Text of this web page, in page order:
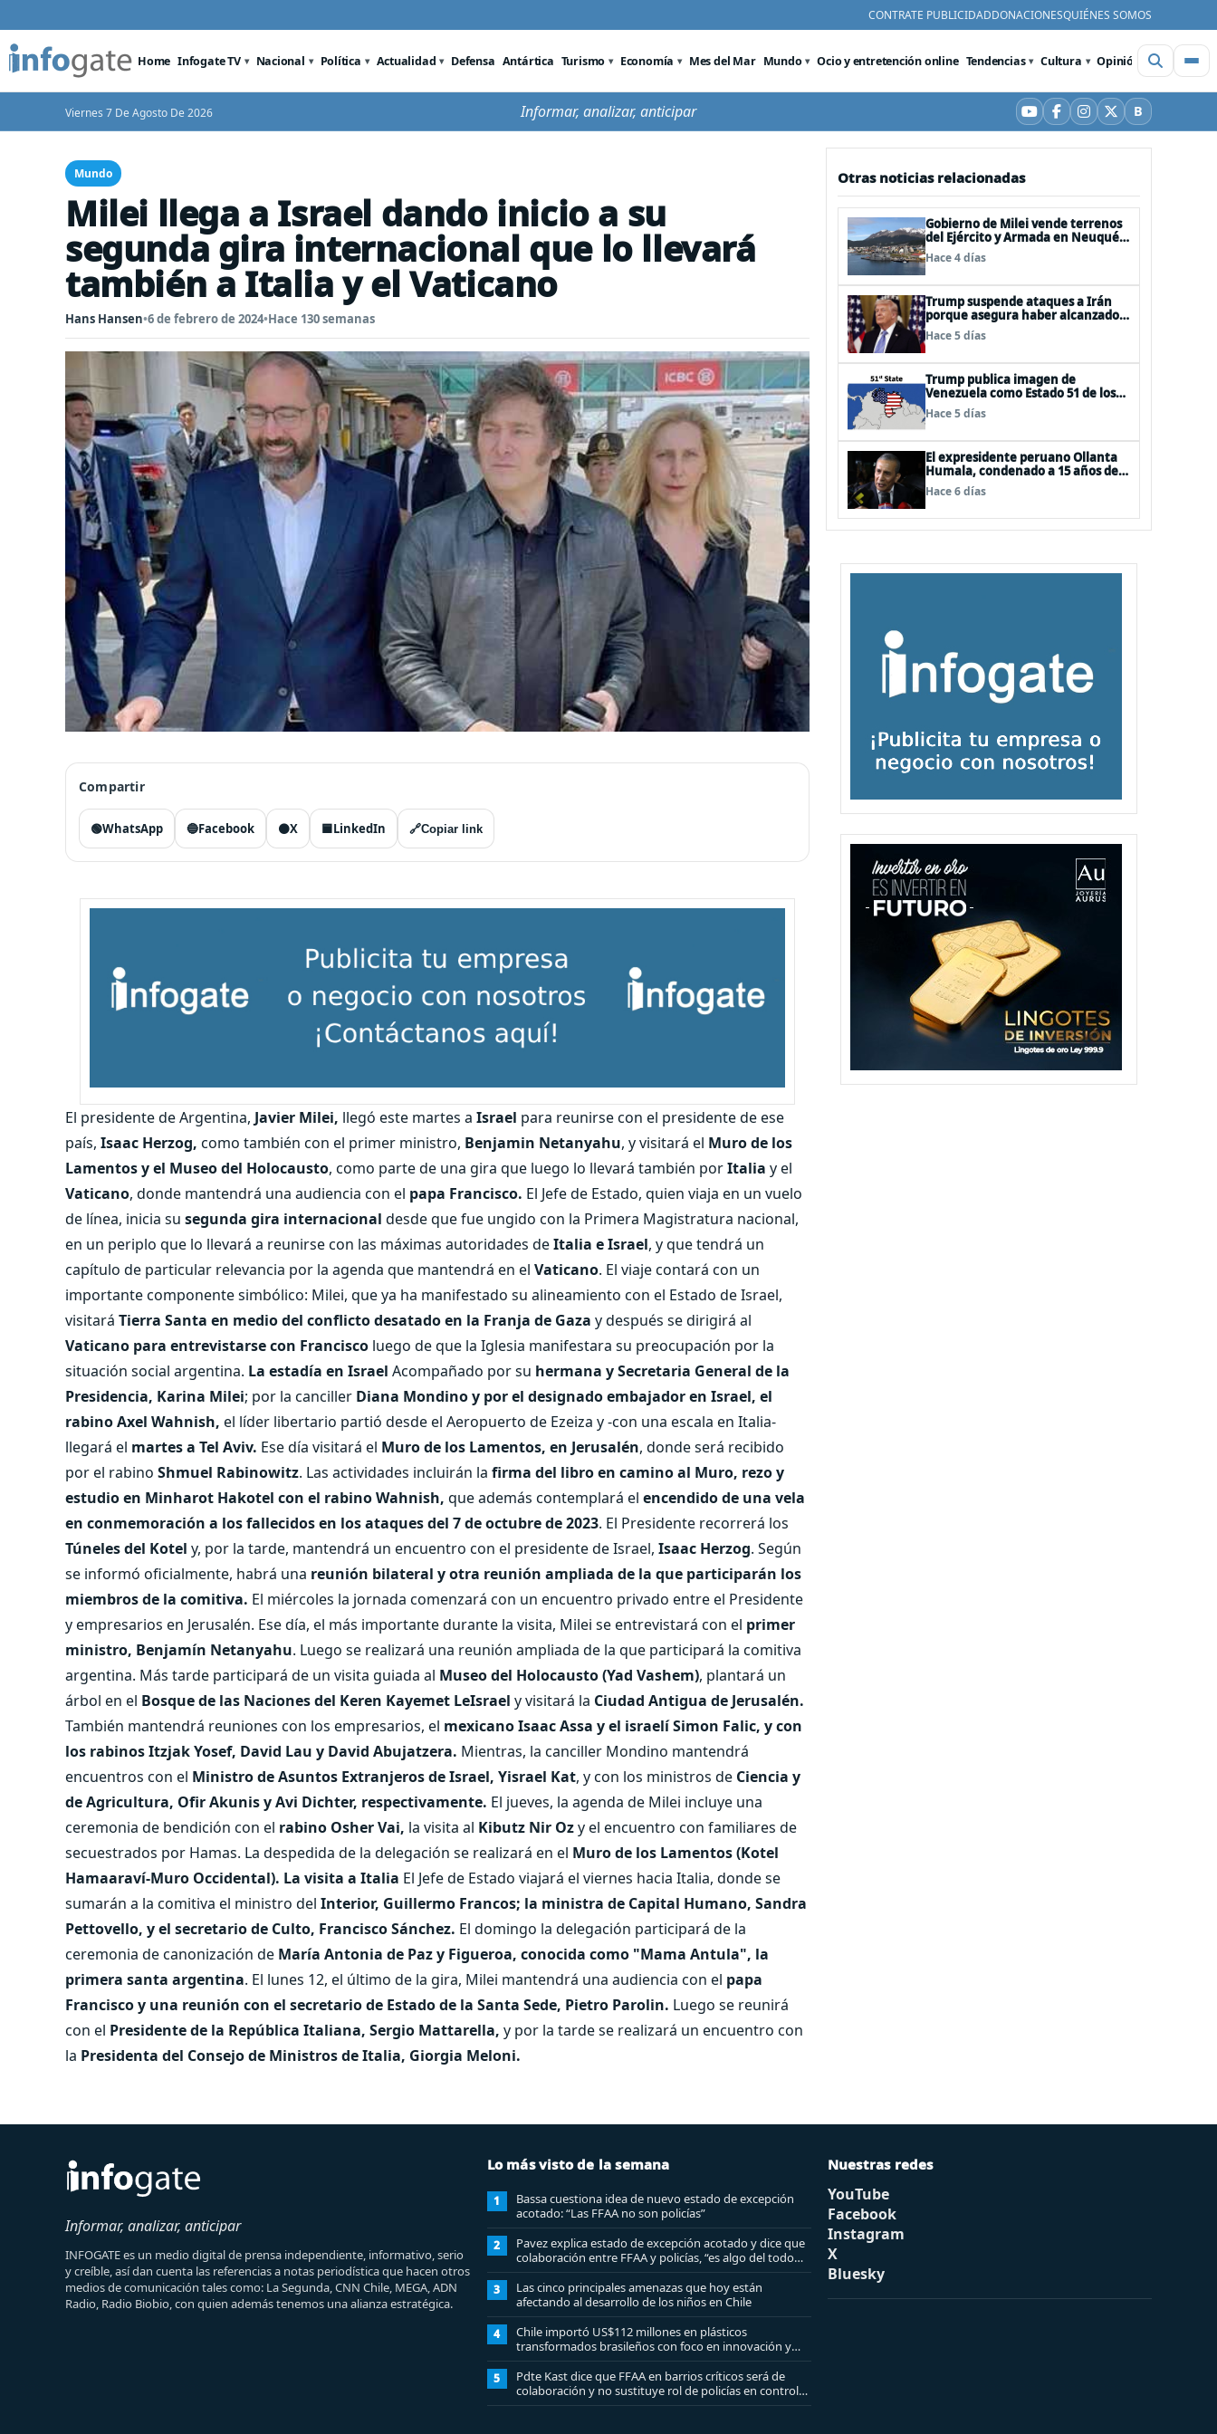
CONTRATE PUBLICIDADDONACIONESQUIÉNES SOMOS
Home Infogate TV Nacional Política Actualidad Defensa Antártica Turismo Economía Mes del Mar Mundo Ocio y entretención online Tendencias Cultura Opinión Videos
Viernes 7 De Agosto De 2026 Informar, analizar, anticipar YouTube
Facebook
Instagram
X BBluesky
Mundo
Milei llega a Israel dando inicio a su
segunda gira internacional que lo llevará
también a Italia y el Vaticano
Hans Hansen•6 de febrero de 2024•Hace 130 semanas
Compartir
🟢WhatsApp 🔵Facebook ⚫X 🟦LinkedIn 🔗Copiar link
El presidente de Argentina, Javier Milei, llegó este martes a Israel para reunirse con el presidente de ese
país, Isaac Herzog, como también con el primer ministro, Benjamin Netanyahu, y visitará el Muro de los
Lamentos y el Museo del Holocausto, como parte de una gira que luego lo llevará también porItalia y el
Vaticano, donde mantendrá una audiencia con el papa Francisco. El Jefe de Estado, quien viaja en un vuelo
de línea, inicia su segunda gira internacional desde que fue ungido con la Primera Magistratura nacional,
en un periplo que lo llevará a reunirse con las máximas autoridades deItalia e Israel, y que tendrá un
capítulo de particular relevancia por la agenda que mantendrá en el Vaticano. El viaje contará con un
importante componente simbólico: Milei, que ya ha manifestado su alineamiento con el Estado de Israel,
visitará Tierra Santa en medio del conflicto desatado en la Franja de Gaza y después se dirigirá al
Vaticano para entrevistarse con Francisco luego de que la Iglesia manifestara su preocupación por la
situación social argentina. La estadía en Israel Acompañado por su hermana y Secretaria General de la
Presidencia, Karina Milei; por la canciller Diana Mondino y por el designado embajador en Israel, el
rabino Axel Wahnish, el líder libertario partió desde el Aeropuerto de Ezeiza y -con una escala en Italia-
llegará el martes a Tel Aviv. Ese día visitará el Muro de los Lamentos, en Jerusalén, donde será recibido
por el rabino Shmuel Rabinowitz. Las actividades incluirán la firma del libro en camino al Muro, rezo y
estudio en Minharot Hakotel con el rabino Wahnish, que además contemplará el encendido de una vela
en conmemoración a los fallecidos en los ataques del 7 de octubre de 2023. El Presidente recorrerá los
Túneles del Kotel y, por la tarde, mantendrá un encuentro con el presidente de Israel, Isaac Herzog. Según
se informó oficialmente, habrá una reunión bilateral y otra reunión ampliada de la que participarán los
miembros de la comitiva. El miércoles la jornada comenzará con un encuentro privado entre el Presidente
y empresarios en Jerusalén. Ese día, el más importante durante la visita, Milei se entrevistará con el primer
ministro, Benjamín Netanyahu. Luego se realizará una reunión ampliada de la que participará la comitiva
argentina. Más tarde participará de un visita guiada al Museo del Holocausto (Yad Vashem), plantará un
árbol en el Bosque de las Naciones del Keren Kayemet LeIsrael y visitará la Ciudad Antigua de Jerusalén.
También mantendrá reuniones con los empresarios, el mexicano Isaac Assa y el israelí Simon Falic, y con
los rabinos Itzjak Yosef, David Lau y David Abujatzera. Mientras, la canciller Mondino mantendrá
encuentros con el Ministro de Asuntos Extranjeros de Israel, Yisrael Kat, y con los ministros de Ciencia y
de Agricultura, Ofir Akunis y Avi Dichter, respectivamente. El jueves, la agenda de Milei incluye una
ceremonia de bendición con el rabino Osher Vai, la visita al Kibutz Nir Ozy el encuentro con familiares de
secuestrados por Hamas. La despedida de la delegación se realizará en el Muro de los Lamentos (Kotel
Hamaaraví-Muro Occidental). La visita a Italia El Jefe de Estado viajará el viernes hacia Italia, donde se
sumarán a la comitiva el ministro del Interior, Guillermo Francos; la ministra de Capital Humano, Sandra
Pettovello, y el secretario de Culto, Francisco Sánchez. El domingo la delegación participará de la
ceremonia de canonización de María Antonia de Paz y Figueroa, conocida como "Mama Antula", la
primera santa argentina. El lunes 12, el último de la gira, Milei mantendrá una audiencia con el papa
Francisco y una reunión con el secretario de Estado de la Santa Sede, Pietro Parolin. Luego se reunirá
con el Presidente de la República Italiana, Sergio Mattarella, y por la tarde se realizará un encuentro con
la Presidenta del Consejo de Ministros de Italia, Giorgia Meloni.
Otras noticias relacionadas
Gobierno de Milei vende terrenos
del Ejército y Armada en Neuquén
y Ushuaia
Hace 4 días
Trump suspende ataques a Irán
porque asegura haber alcanzado
«las bases de un acuerdo»
Hace 5 días
Trump publica imagen de
Venezuela como Estado 51 de los
EEUU
Hace 5 días
El expresidente peruano Ollanta
Humala, condenado a 15 años de
cárcel, sale libre al anularse su
caso
Hace 6 días
Informar, analizar, anticipar
INFOGATE es un medio digital de prensa independiente, informativo, serio
y creíble, así dan cuenta las referencias a notas periodística que hacen otros
medios de comunicación tales como: La Segunda, CNN Chile, MEGA, ADN
Radio, Radio Biobio, con quien además tenemos una alianza estratégica.
Lo más visto de la semana
1
Bassa cuestiona idea de nuevo estado de excepción
acotado: “Las FFAA no son policías”
2
Pavez explica estado de excepción acotado y dice que
colaboración entre FFAA y policías, “es algo del todo
pertinente analizar”
3
Las cinco principales amenazas que hoy están
afectando al desarrollo de los niños en Chile
4
Chile importó US$112 millones en plásticos
transformados brasileños con foco en innovación y
sostenibilidad
5
Pdte Kast dice que FFAA en barrios críticos será de
colaboración y no sustituye rol de policías en control
del orden público
Nuestras redes
YouTube
Facebook
Instagram
X
Bluesky